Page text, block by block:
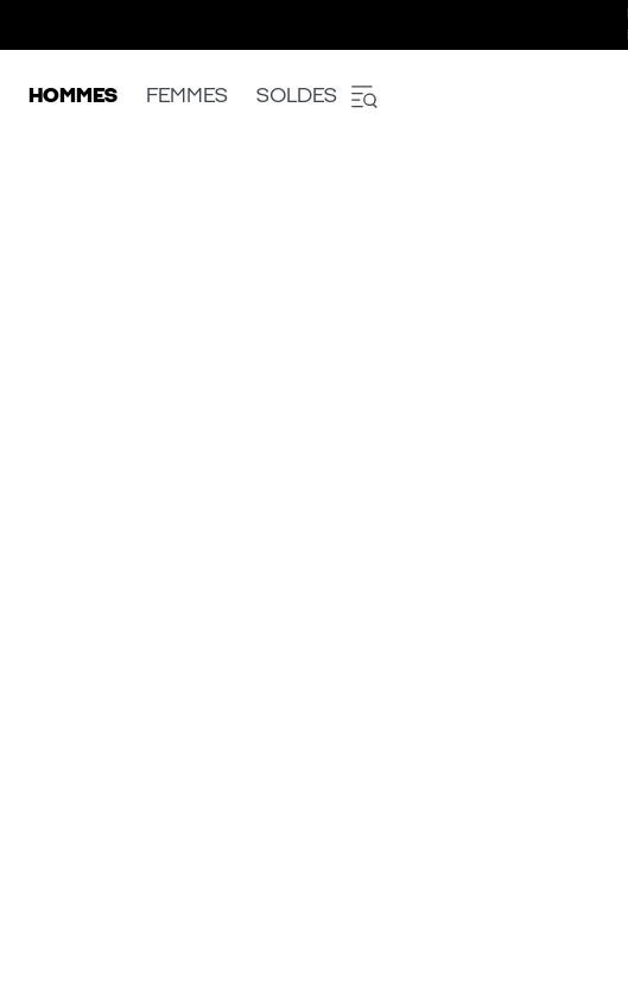
HOMMES FEMMES SOLDES